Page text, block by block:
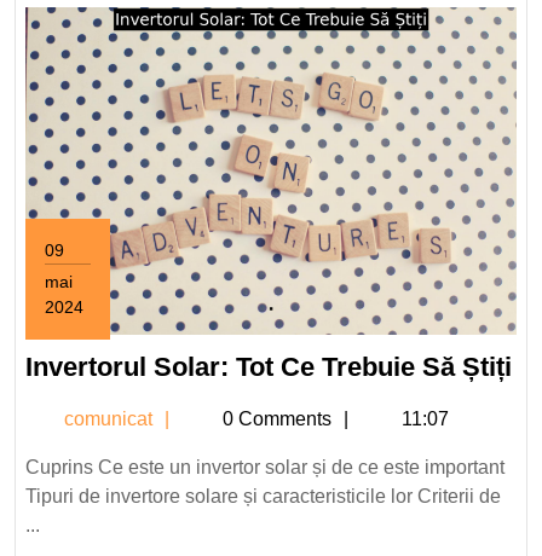
09
mai
2024
mai
2024
Invertorul Solar: Tot Ce Trebuie Să Știți
comunicat comunicat
0 Comments 11:07
Cuprins Ce este un invertor solar și de ce este important
Tipuri de invertore solare și caracteristicile lor Criterii de
...